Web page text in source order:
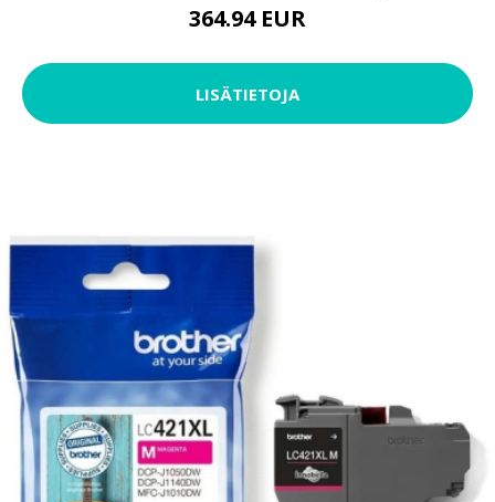
364.94 EUR
LISÄTIETOJA